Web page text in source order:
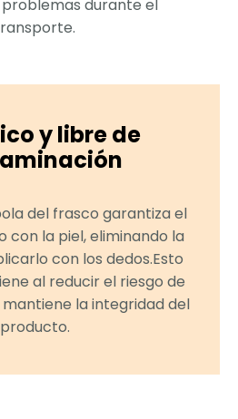
finales.
durante el
y libre de
del frasco garantiza el
la piel, eliminando la
con los dedos.Esto
al reducir el riesgo de
la integridad del
producto.